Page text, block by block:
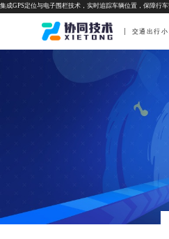
集成GPS定位与电子围栏技术，实时追踪车辆位置，保障行
交通出行小